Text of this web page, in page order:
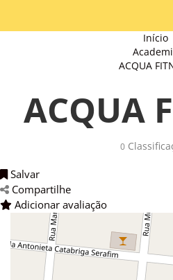
Início
ACQUA
ACQUA
0
Salvar
Compartilhe
Adicionar avaliação